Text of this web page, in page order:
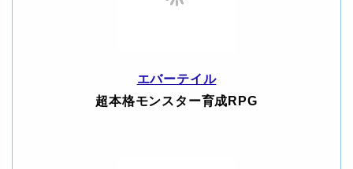
エバーテイル
超本格モンスター育成RPG